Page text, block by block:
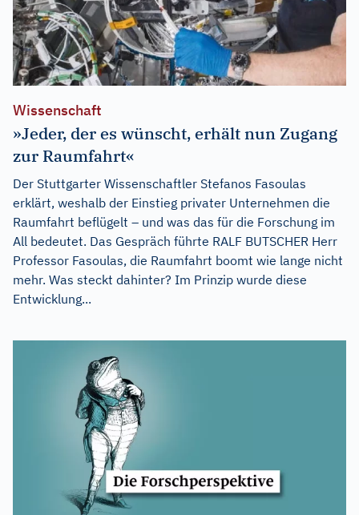
Wissenschaft
»Jeder, der es wünscht, erhält nun Zugang
zur Raumfahrt«
Der Stuttgarter Wissenschaftler Stefanos Fasoulas
erklärt, weshalb der Einstieg privater Unternehmen die
Raumfahrt beflügelt – und was das für die Forschung im
All bedeutet. Das Gespräch führte RALF BUTSCHER Herr
Professor Fasoulas, die Raumfahrt boomt wie lange nicht
mehr. Was steckt dahinter? Im Prinzip wurde diese
Entwicklung...